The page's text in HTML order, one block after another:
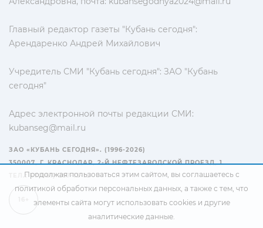
Главный редактор газеты "Кубань сегодня":
Арендаренко Андрей Михайлович
Учредитель СМИ "Кубань сегодня": ЗАО "Кубань
сегодня"
Адрес электронной почты редакции СМИ:
kubanseg@mail.ru
ЗАО «КУБАНЬ СЕГОДНЯ». (1996-2026)
350007, Г. КРАСНОДАР, 2-Й НЕФТЕЗАВОДСКОЙ ПРОЕЗД, 1
ТЕЛ.: +7(861) 267-15-15
Продолжая пользоваться этим сайтом, вы соглашаетесь с
политикой обработки персональных данных, а также с тем, что
элементы сайта могут использовать cookies и другие
аналитические данные.